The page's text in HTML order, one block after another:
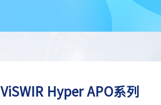
ViSWIR Hyper APO系列